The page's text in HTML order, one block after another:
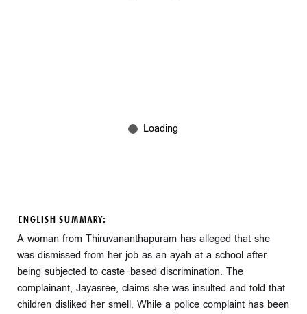
ENGLISH SUMMARY:
A woman from Thiruvananthapuram has alleged that she
was dismissed from her job as an ayah at a school after
being subjected to caste-based discrimination. The
complainant, Jayasree, claims she was insulted and told that
children disliked her smell. While a police complaint has been